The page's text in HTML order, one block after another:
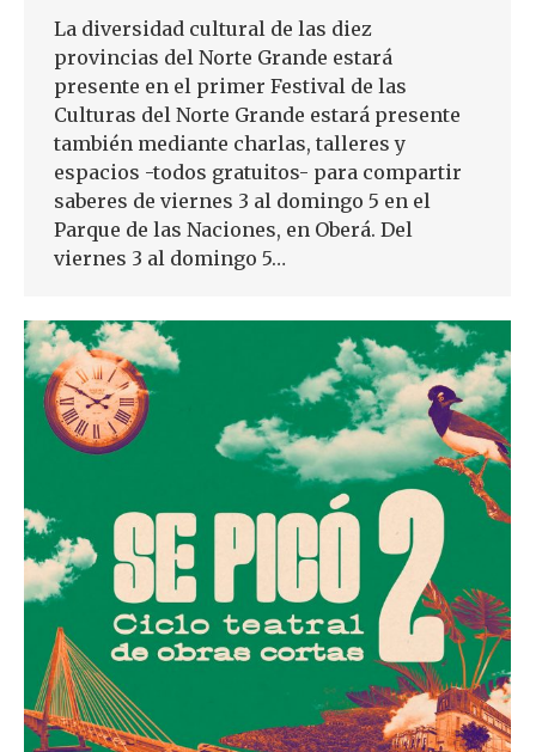
La diversidad cultural de las diez
provincias del Norte Grande estará
presente en el primer Festival de las
Culturas del Norte Grande estará presente
también mediante charlas, talleres y
espacios -todos gratuitos- para compartir
saberes de viernes 3 al domingo 5 en el
Parque de las Naciones, en Oberá. Del
viernes 3 al domingo 5…